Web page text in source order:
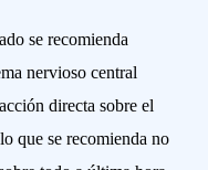
se recomienda
nervioso central
directa sobre el
que se recomienda no